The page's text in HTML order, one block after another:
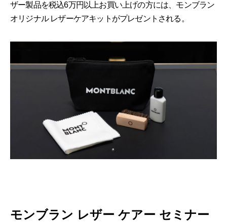
ザー製品を税込6万円以上お買い上げの方には、モンブラン
オリジナル レザーケアキットがプレゼントされる。
モンブラン レザー ケアー セミナー